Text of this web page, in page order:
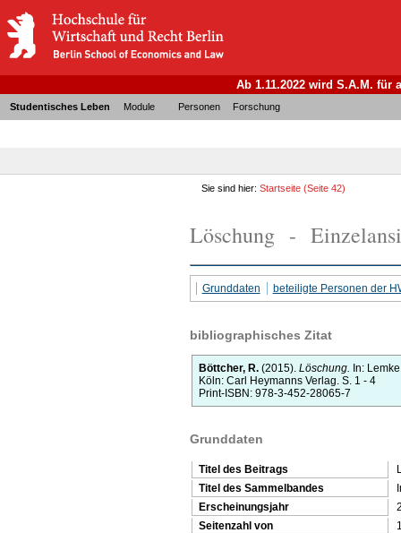
Ab 1.11.2022 wird S.A.M.
Studentisches Leben Module Personen Forschung
Sie sind hier:Startseite (Seite 42)
Löschung -
Grunddaten beteiligte Personen der
bibliographisches Zitat
Böttcher, R. (2015). Löschung. In:
Köln: Carl Heymanns Verlag. S. 1 - 4
Print-ISBN: 978-3-452-28065-7
Grunddaten
Titel des Beitrags
Titel des Sammelbandes
Erscheinungsjahr
Seitenzahl von